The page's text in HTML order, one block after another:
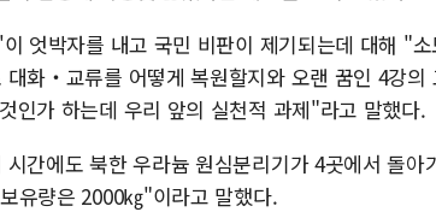
엇박자를 내고 국민 비판이 제기되는데 대해 "
화‧교류를 어떻게 복원할지와 오랜 꿈인 4강의
인가 하는데 우리 앞의 실천적 과제"라고 말했다.
간에도 북한 우라늄 원심분리기가 4곳에서 돌아
유량은 2000㎏"이라고 말했다.